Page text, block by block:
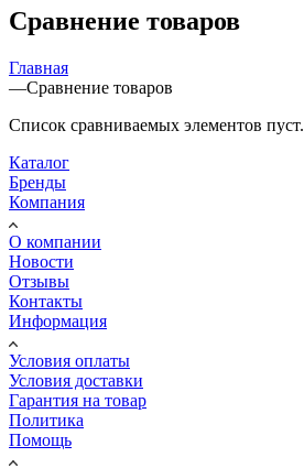
Сравнение товаров
Главная
—Сравнение товаров
Список сравниваемых элементов пуст.
Каталог
Бренды
Компания
О компании
Новости
Отзывы
Контакты
Информация
Условия оплаты
Условия доставки
Гарантия на товар
Политика
Помощь